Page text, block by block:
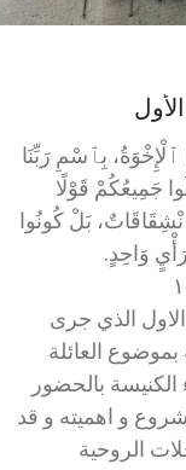
بِٱسْمِ رَبِّنَا
جَمِيعُكُمْ قَوْلًا
بَلْ كُونُوا
وَاحِدٍ.
الذي جرى
العائلة
بالحضور
و اهميته و قد
الروحية